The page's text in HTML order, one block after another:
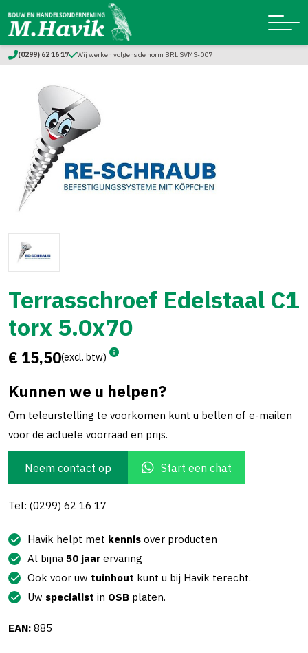
(0299) 62 16 17 Wij werken volgens de norm BRL SVMS-007
Terrasschroef Edelstaal C1
torx 5.0x70
€ 15,50(excl. btw)
Kunnen we u helpen?
Om teleurstelling te voorkomen kunt u bellen of e-mailen
voor de actuele voorraad en prijs.
Neem contact op Start een chat
Tel: (0299) 62 16 17
Havik helpt met kennis over producten
Al bijna 50 jaar ervaring
Ook voor uw tuinhout kunt u bij Havik terecht.
Uw specialist in OSB platen.
EAN: 885